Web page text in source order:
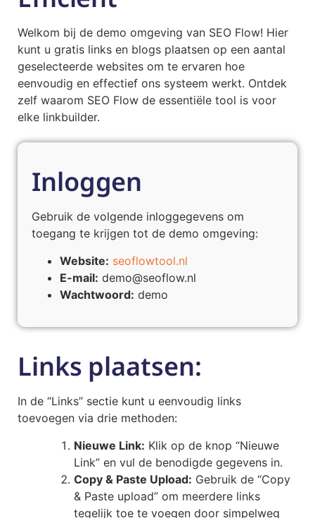
Welkom bij de demo omgeving van SEO Flow! Hier
kunt u gratis links en blogs plaatsen op een aantal
geselecteerde websites om te ervaren hoe
eenvoudig en effectief ons systeem werkt. Ontdek
zelf waarom SEO Flow de essentiële tool is voor
elke linkbuilder.
Inloggen
Gebruik de volgende inloggegevens om
toegang te krijgen tot de demo omgeving:
Website: seoflowtool.nl
E-mail: demo@seoflow.nl
Wachtwoord: demo
Links plaatsen:
In de “Links” sectie kunt u eenvoudig links
toevoegen via drie methoden:
Nieuwe Link: Klik op de knop “Nieuwe
Link” en vul de benodigde gegevens in.
Copy & Paste Upload: Gebruik de “Copy
& Paste upload” om meerdere links
tegelijk toe te voegen door simpelweg